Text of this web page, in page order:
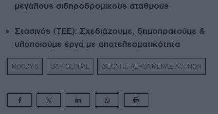
μεγάλους σιδηροδρομικούς σταθμούς
Στασινός (ΤΕΕ): Σχεδιάζουμε, δημοπρατούμε &
υλοποιούμε έργα με αποτελεσματικότητα
MOODY'S S&P GLOBAL ΔΙΕΘΝΗΣ ΑΕΡΟΛΙΜΕΝΑΣ ΑΘΗΝΩΝ